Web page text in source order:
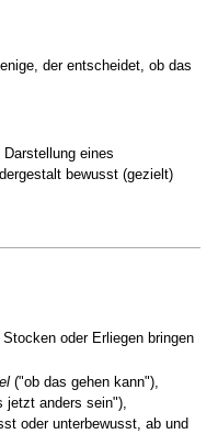
der entscheidet, ob das
eines
dergestalt bewusst (gezielt)
oder Erliegen bringen
("ob das gehen kann"),
jetzt anders sein"),
oder unterbewusst, ab und